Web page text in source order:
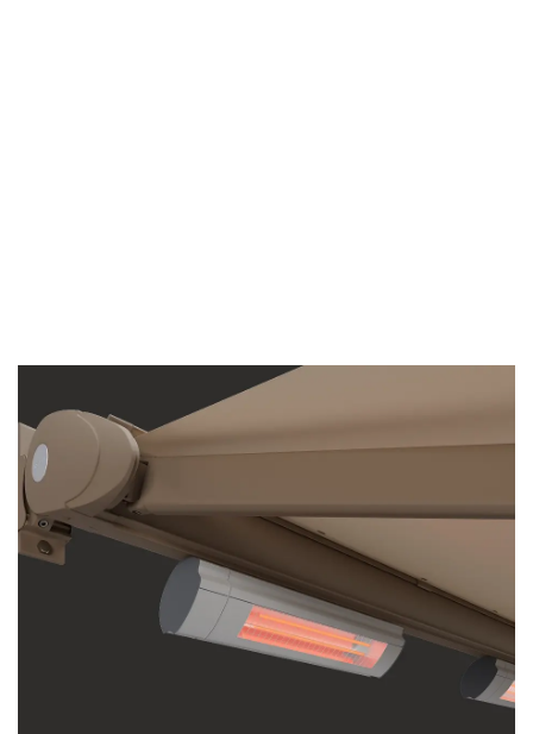
Wohlige Wärme – direkt
auf Knopfdruck.
Mit einer Leistung von 2.000 W erwärmt er eine
Fläche von bis zu 16 m² gleichmäßig und ohne
Aufheizzeit. Dank des 30°-Kippbereichs richten
Sie die Wärme flexibel dorthin, wo sie gebraucht
wird. Für zusätzlichen Komfort ist der
Heizstrahler optional mit Funkdimmer erhältlich.